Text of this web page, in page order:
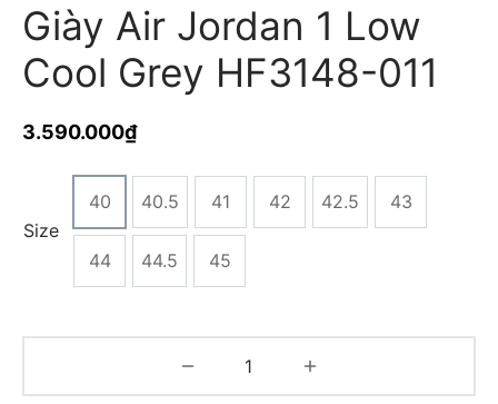
Giày Air Jordan 1 Low
Cool Grey HF3148-011
3.590.000₫
Size
40 40.5 41 42 42.5 43
44 44.5 45